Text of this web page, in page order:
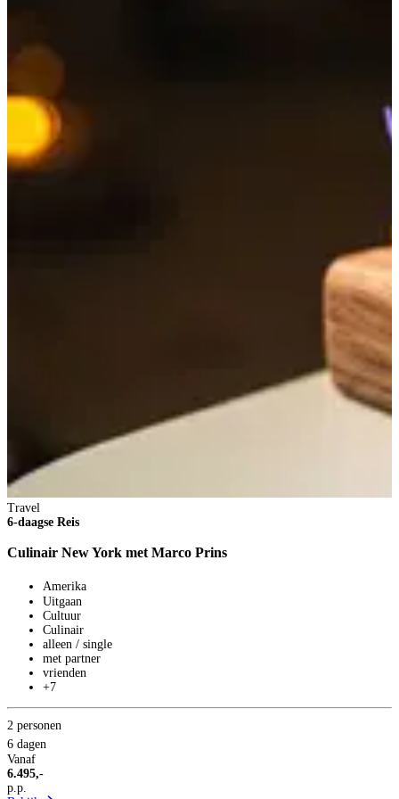
Travel
6-daagse Reis
Culinair New York met Marco Prins
Amerika
Uitgaan
Cultuur
Culinair
alleen / single
met partner
vrienden
+7
2 personen
6 dagen
Vanaf
6.495,-
p.p.